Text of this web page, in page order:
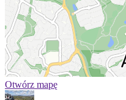
Otwórz mapę